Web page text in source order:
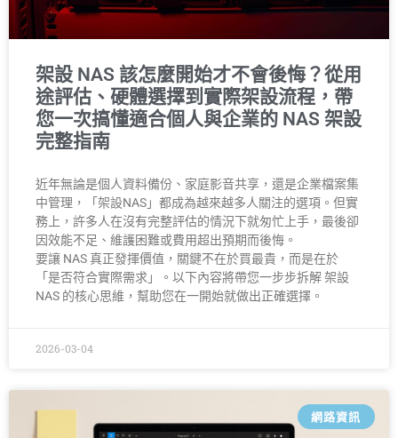
架設 NAS 該怎麼開始才不會後悔？從用
途評估、硬體選擇到實際架設流程，帶
您一次搞懂適合個人與企業的 NAS 架設
完整指南
近年無論是個人資料備份、家庭影音共享，還是企業檔案集
中管理，「架設NAS」都成為越來越多人關注的選項。但實
務上，許多人在沒有完整評估的情況下就匆忙上手，最後卻
因效能不足、維護困難或費用超出預期而後悔。
要讓 NAS 真正發揮價值，關鍵不在於買最貴，而是在於
「是否符合實際需求」。以下內容將帶您一步步拆解 架設
NAS 的核心思維，幫助您在一開始就做出正確選擇。
2026-03-04
網路資訊